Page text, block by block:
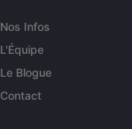
Nos Infos
L'Équipe
Le Blogue
Contact